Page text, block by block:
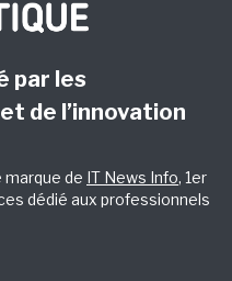
par les
de l’innovation
de IT News Info, 1er
dédié aux professionnels